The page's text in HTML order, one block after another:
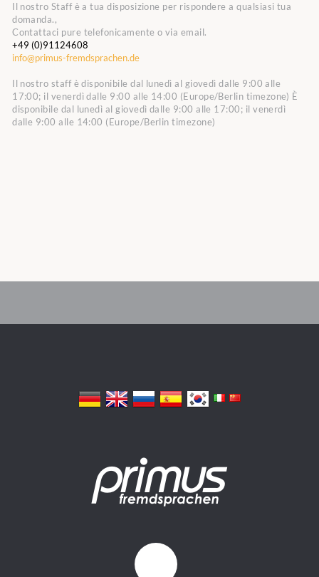
Il nostro Staff è a tua disposizione per rispondere a qualsiasi tua
domanda.,
Contattaci pure telefonicamente o via email.
+49 (0)91124608
info@primus-fremdsprachen.de
Il nostro staff è disponibile dal lunedì al giovedì dalle 9:00 alle
17:00; il venerdì dalle 9:00 alle 14:00 (Europe/Berlin timezone) È
disponibile dal lunedì al giovedì dalle 9:00 alle 17:00; il venerdì
dalle 9:00 alle 14:00 (Europe/Berlin timezone)